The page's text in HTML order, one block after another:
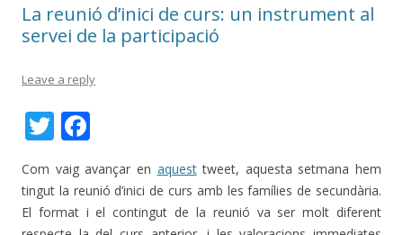
La reunió d’inici de curs: un instrument al
servei de la participació
Leave a reply
T
w
itt
er
e
b
Com vaig avançar en aquesttweet, aquesta setmana hem
tingut la reunió d’inici de curs amb les famílies de secundària.
El format i el contingut de la reunió va ser molt diferent